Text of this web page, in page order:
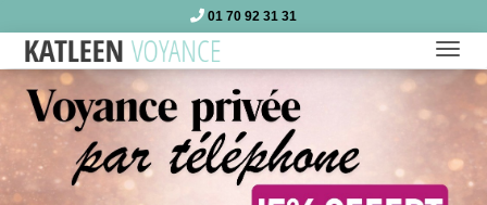
01 70 92 31 31